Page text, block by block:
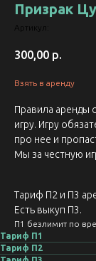
Призрак
Артикул:
300,00 р.
Взять в аренду
Правила аренды
игру. Игру
про нее и
Мы за честную
Тариф П2 и П3
Есть выкуп П3.
П1 безлимит по
Тариф П1
Тариф П2